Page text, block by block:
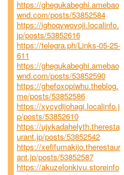
https://ghegukabeghi.amebao
wnd.com/posts/53852584
https://ighoqywovoji.localinfo.
jp/posts/53852616
https://telegra.ph/Links-05-25-
611
https://ghegukabeghi.amebao
wnd.com/posts/53852590
https://ghefoxopiwhu.theblog.
me/posts/53852586
https://xycydijohagi.localinfo.j
p/posts/53852610
https://ujykadahelyth.theresta
urant.jp/posts/53852542
https://xefifumakijo.therestaur
ant.jp/posts/53852587
https://akuzelonkivu.storeinfo